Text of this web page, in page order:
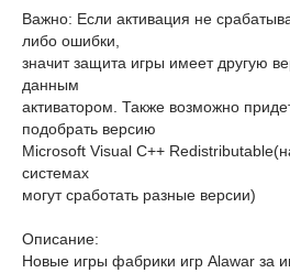
Важно: Если активация не
либо ошибки,
значит защита игры имеет другую
данным
активатором. Также возможно
подобрать версию
Microsoft Visual C++
системах
могут сработать разные версии)
Описание:
Новые игры фабрики игр Alawar за